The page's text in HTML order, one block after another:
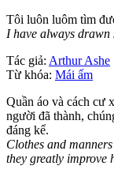
Tôi luôn luôm tìm
I have always drawn
Tác giả: Arthur Ashe
Từ khóa: Mái ấm
Quần áo và cách cư
người đã thành,
đáng kể.
Clothes and
they greatly improve